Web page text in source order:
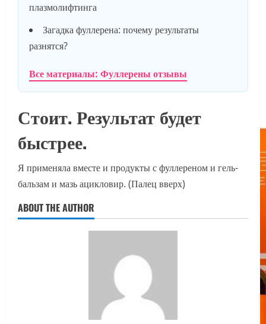
плазмолифтинга
Загадка фуллерена: почему результаты
разнятся?
Все материалы: Фуллерены отзывы
Стоит. Результат будет
быстрее.
Я применяла вместе и продукты с фуллереном и гель-
бальзам и мазь ацикловир. (Палец вверх)
ABOUT THE AUTHOR